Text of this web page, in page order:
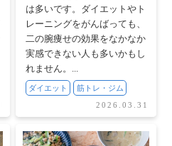
は多いです。ダイエットやト
レーニングをがんばっても、
二の腕痩せの効果をなかなか
実感できない人も多いかもし
れません。...
ダイエット 筋トレ・ジム
2026.03.31